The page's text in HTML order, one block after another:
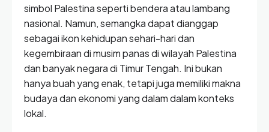
simbol Palestina seperti bendera atau lambang
nasional. Namun, semangka dapat dianggap
sebagai ikon kehidupan sehari-hari dan
kegembiraan di musim panas di wilayah Palestina
dan banyak negara di Timur Tengah. Ini bukan
hanya buah yang enak, tetapi juga memiliki makna
budaya dan ekonomi yang dalam dalam konteks
lokal.